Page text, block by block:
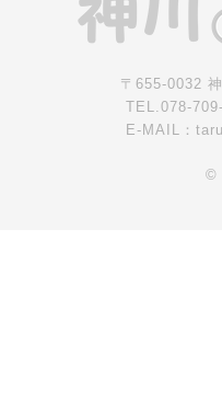
〒655-0032
TEL.078-
E-MAIL：
©